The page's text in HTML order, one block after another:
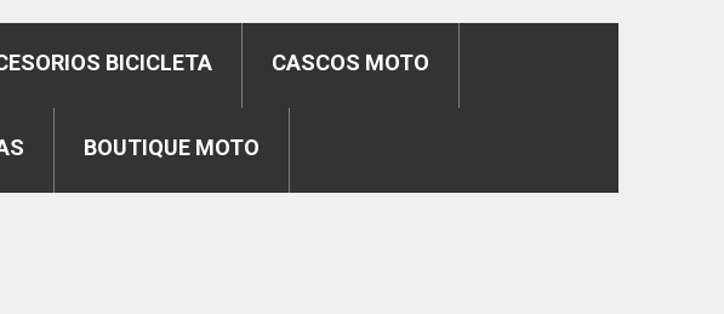
BICICLETA CASCOS MOTO
BOUTIQUE MOTO